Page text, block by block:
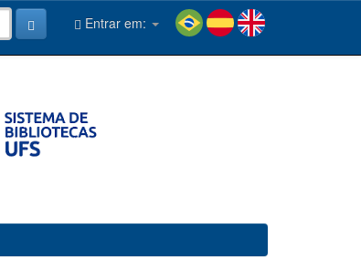
Entrar em: